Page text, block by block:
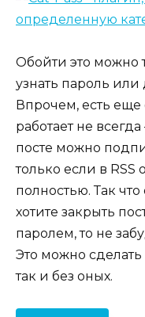
Обойти это можно
узнать пароль или
Впрочем, есть
работает не
посте можно
только если в
полностью. Так
хотите закрыть
паролем, то не
Это можно
так и без оных.